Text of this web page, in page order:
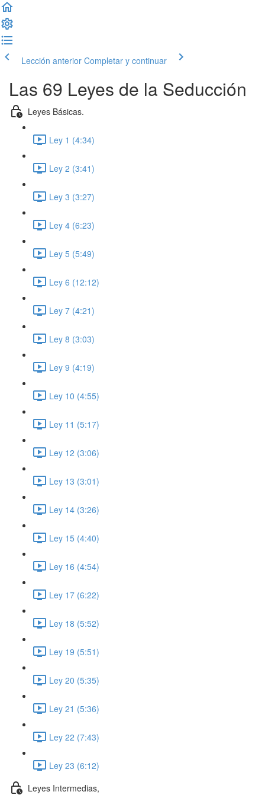
Lección anterior Completar y continuar
Las 69 Leyes de la Seducción
Leyes Básicas.
Ley 1 (4:34)
Ley 2 (3:41)
Ley 3 (3:27)
Ley 4 (6:23)
Ley 5 (5:49)
Ley 6 (12:12)
Ley 7 (4:21)
Ley 8 (3:03)
Ley 9 (4:19)
Ley 10 (4:55)
Ley 11 (5:17)
Ley 12 (3:06)
Ley 13 (3:01)
Ley 14 (3:26)
Ley 15 (4:40)
Ley 16 (4:54)
Ley 17 (6:22)
Ley 18 (5:52)
Ley 19 (5:51)
Ley 20 (5:35)
Ley 21 (5:36)
Ley 22 (7:43)
Ley 23 (6:12)
Leyes Intermedias,